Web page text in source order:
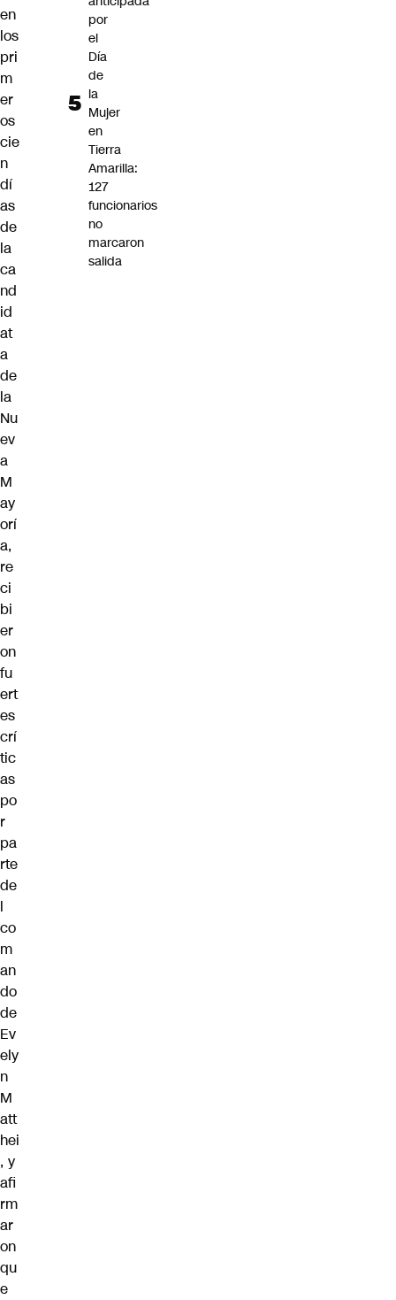
en
los
pri
m
er
os
cie
n
dí
as
de
la
ca
nd
id
at
a
de
la
Nu
ev
a
M
ay
orí
a,
re
ci
bi
er
on
fu
ert
es
crí
tic
as
po
r
pa
rte
de
l
co
m
an
do
de
Ev
ely
n
M
att
hei
, y
afi
rm
ar
on
qu
e
por
el
Día
de
la
Mujer
en
Tierra
Amarilla:
127
funcionarios
no
marcaron
salida